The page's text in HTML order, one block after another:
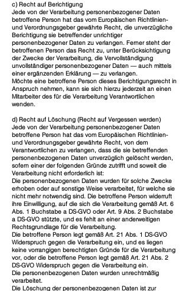
c) Recht auf Berichtigung
Jede von der Verarbeitung personenbezogener Daten
betroffene Person hat das vom Europäischen Richtlinien-
und Verordnungsgeber gewährte Recht, die unverzügliche
Berichtigung sie betreffender unrichtiger
personenbezogener Daten zu verlangen. Ferner steht der
betroffenen Person das Recht zu, unter Berücksichtigung
der Zwecke der Verarbeitung, die Vervollständigung
unvollständiger personenbezogener Daten — auch mittels
einer ergänzenden Erklärung — zu verlangen.
Möchte eine betroffene Person dieses Berichtigungsrecht in
Anspruch nehmen, kann sie sich hierzu jederzeit an einen
Mitarbeiter des für die Verarbeitung Verantwortlichen
wenden.
d) Recht auf Löschung (Recht auf Vergessen werden)
Jede von der Verarbeitung personenbezogener Daten
betroffene Person hat das vom Europäischen Richtlinien-
und Verordnungsgeber gewährte Recht, von dem
Verantwortlichen zu verlangen, dass die sie betreffenden
personenbezogenen Daten unverzüglich gelöscht werden,
sofern einer der folgenden Gründe zutrifft und soweit die
Verarbeitung nicht erforderlich ist:
Die personenbezogenen Daten wurden für solche Zwecke
erhoben oder auf sonstige Weise verarbeitet, für welche sie
nicht mehr notwendig sind. Die betroffene Person widerruft
ihre Einwilligung, auf die sich die Verarbeitung gemäß Art. 6
Abs. 1 Buchstabe a DS-GVO oder Art. 9 Abs. 2 Buchstabe
a DS-GVO stützte, und es fehlt an einer anderweitigen
Rechtsgrundlage für die Verarbeitung.
Die betroffene Person legt gemäß Art. 21 Abs. 1 DS-GVO
Widerspruch gegen die Verarbeitung ein, und es liegen
keine vorrangigen berechtigten Gründe für die Verarbeitung
vor, oder die betroffene Person legt gemäß Art. 21 Abs. 2
DS-GVO Widerspruch gegen die Verarbeitung ein.
Die personenbezogenen Daten wurden unrechtmäßig
verarbeitet.
Die Löschung der personenbezogenen Daten ist zur